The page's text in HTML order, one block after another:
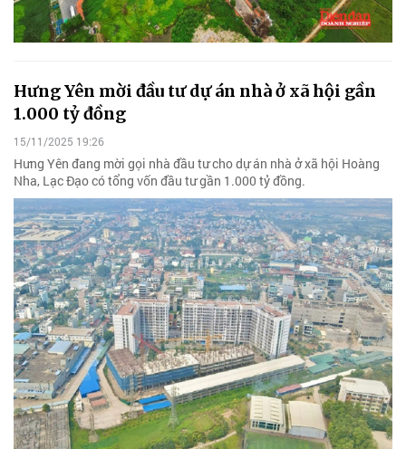
Hưng Yên mời đầu tư dự án nhà ở xã hội gần
1.000 tỷ đồng
15/11/2025 19:26
Hưng Yên đang mời gọi nhà đầu tư cho dự án nhà ở xã hội Hoàng
Nha, Lạc Đạo có tổng vốn đầu tư gần 1.000 tỷ đồng.